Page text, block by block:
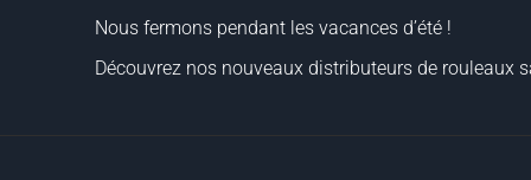
Nous fermons pendant les vacances d’été !
Découvrez nos nouveaux distributeurs de rouleaux